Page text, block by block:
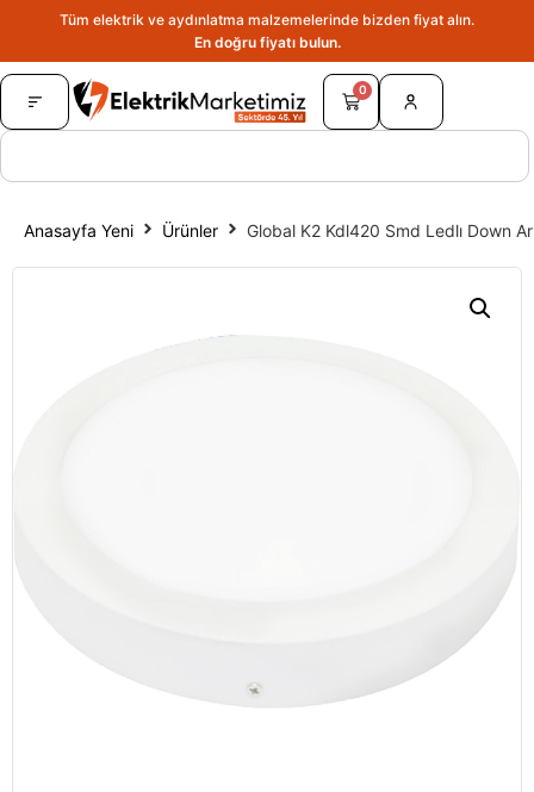
Tüm elektrik ve aydınlatma malzemelerinde bizden fiyat alın.
En doğru fiyatı bulun.
0
Anasayfa Yeni Ürünler Global K2 Kdl420 Smd Ledlı Down